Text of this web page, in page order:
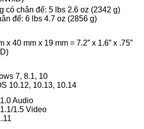
có chân đế: 5 lbs 2.6 oz (2342 g)
đế: 6 lbs 4.7 oz (2856 g)
x 40 mm x 19 mm = 7.2” x 1.6” x .75”
7, 8.1, 10
10.12, 10.13, 10.14
Audio
1.5 Video